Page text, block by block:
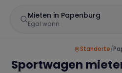
Mieten in Papenburg
Egal wann
Standorte/
Sportwagen